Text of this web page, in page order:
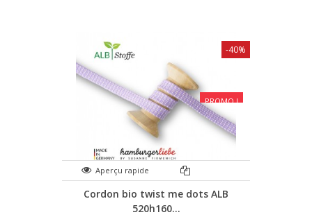
PROMO !
Aperçu rapide
Cordon bio twist me dots ALB
520h160...
-40%